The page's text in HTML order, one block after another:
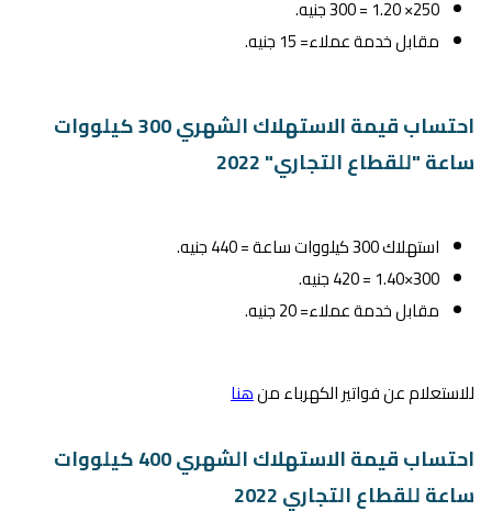
250× 1.20 = 300 جنيه.
مقابل خدمة عملاء= 15 جنيه.
احتساب قيمة الاستهلاك الشهري 300 كيلووات
ساعة "للقطاع التجاري" 2022
استهلاك 300 كيلووات ساعة = 440 جنيه.
300×1.40 = 420 جنيه.
مقابل خدمة عملاء= 20 جنيه.
للاستعلام عن فواتير الكهرباء منهنا
احتساب قيمة الاستهلاك الشهري 400 كيلووات
ساعة للقطاع التجاري 2022